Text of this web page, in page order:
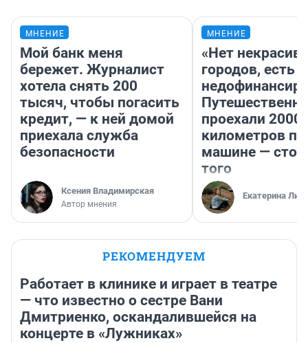
МНЕНИЕ
Мой банк меня
бережет. Журналист
хотела снять 200
тысяч, чтобы погасить
кредит, — к ней домой
приехала служба
безопасности
Ксения Владимирская
Автор мнения
МНЕНИЕ
«Нет
городов, есть
проехали 2000
километров по
машине —
того
Екатерина
РЕКОМЕНДУЕМ
Работает в клинике и играет в театре
— что известно о сестре Вани
Дмитриенко, оскандалившейся на
концерте в «Лужниках»